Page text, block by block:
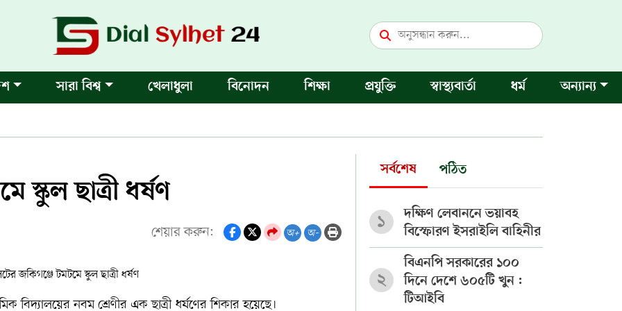
সারা বিশ্ব খেলাধুলা বিনোদন শিক্ষা প্রযুক্তি স্বাস্থ্যবার্তা ধর্ম অন্যান্য
স্কুল ছাত্রী ধর্ষণ
শেয়ার করুন: অ+ অ-
বিদ্যালয়ের নবম শ্রেণীর এক ছাত্রী ধর্ষণের শিকার হয়েছে।
সর্বশেষ পঠিত
১
দক্ষিণ লেবাননে ভয়াবহ
বিস্ফোরণ ইসরাইলি বাহিনীর
২
বিএনপি সরকারের ১০০
দিনে দেশে ৬০৫টি খুন :
টিআইবি